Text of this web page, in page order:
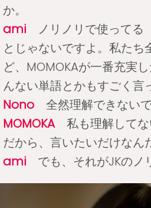
か。
ami ノリノリで使ってる
とじゃないですよ。私たち
ど、MOMOKAが一番充実
んない単語とかもすごく言
Nono 全然理解できないで
MOMOKA私も理解してな
だから、言いたいだけなん
ami でも、それがJKのノ